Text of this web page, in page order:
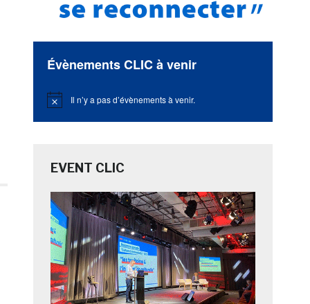
Évènements CLIC à venir
Notice Il n’y a pas d’évènements à venir.
EVENT CLIC